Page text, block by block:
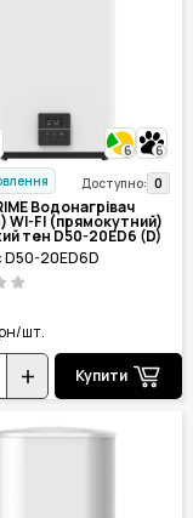
6
6
Доступно: 0
Водонагрівач
WI-FI (прямокутний)
тен D50-20ED6 (D)
D50-20ED6D
шт.
Купити